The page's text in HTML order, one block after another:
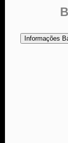
Informações